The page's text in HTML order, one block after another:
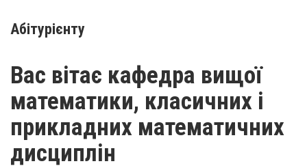
Абітурієнту
Вас вітає кафедра вищої
математики, класичних і
прикладних математичних
дисциплін